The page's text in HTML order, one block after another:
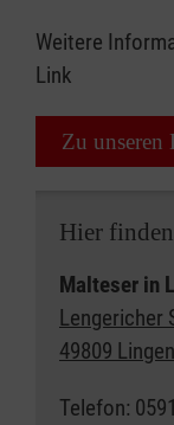
Weitere
Link
Zu unseren
Hier
Malteser in
Lengericher
49809 Lingen
Telefon: